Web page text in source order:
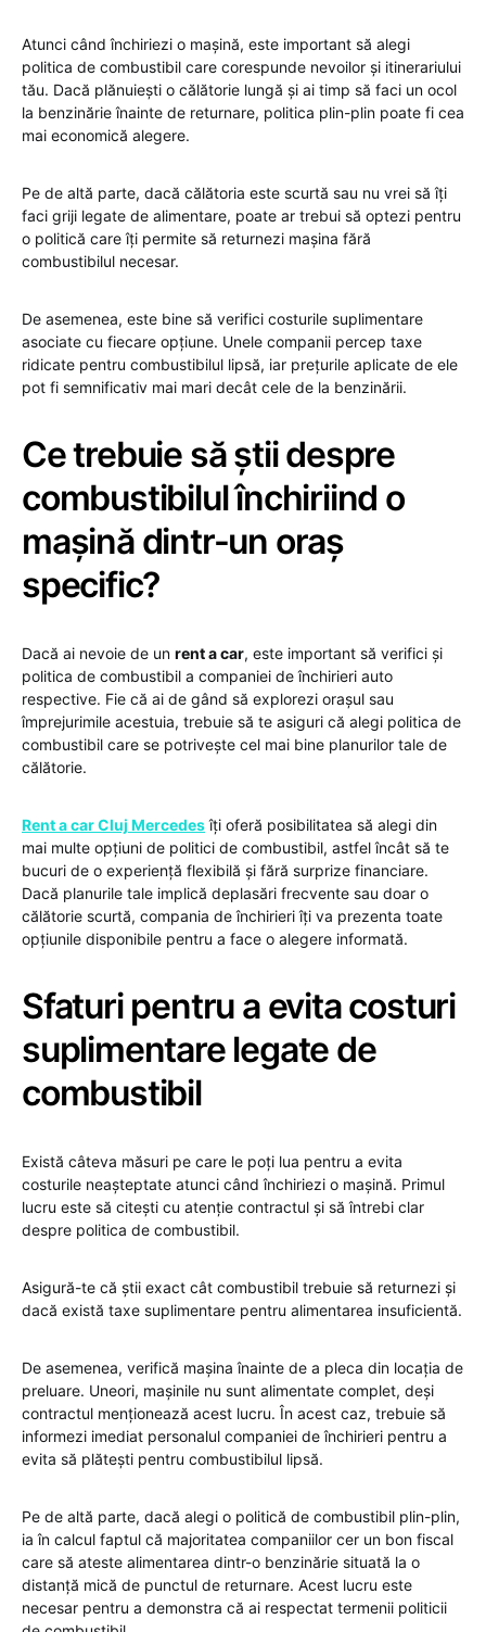
Atunci când închiriezi o mașină, este important să alegi
politica de combustibil care corespunde nevoilor și itinerariului
tău. Dacă plănuiești o călătorie lungă și ai timp să faci un ocol
la benzinărie înainte de returnare, politica plin-plin poate fi cea
mai economică alegere.
Pe de altă parte, dacă călătoria este scurtă sau nu vrei să îți
faci griji legate de alimentare, poate ar trebui să optezi pentru
o politică care îți permite să returnezi mașina fără
combustibilul necesar.
De asemenea, este bine să verifici costurile suplimentare
asociate cu fiecare opțiune. Unele companii percep taxe
ridicate pentru combustibilul lipsă, iar prețurile aplicate de ele
pot fi semnificativ mai mari decât cele de la benzinării.
Ce trebuie să știi despre
combustibilul închiriind o
mașină dintr-un oraș
specific?
Dacă ai nevoie de un rent a car, este important să verifici și
politica de combustibil a companiei de închirieri auto
respective. Fie că ai de gând să explorezi orașul sau
împrejurimile acestuia, trebuie să te asiguri că alegi politica de
combustibil care se potrivește cel mai bine planurilor tale de
călătorie.
Rent a car Cluj Mercedesîți oferă posibilitatea să alegi din
mai multe opțiuni de politici de combustibil, astfel încât să te
bucuri de o experiență flexibilă și fără surprize financiare.
Dacă planurile tale implică deplasări frecvente sau doar o
călătorie scurtă, compania de închirieri îți va prezenta toate
opțiunile disponibile pentru a face o alegere informată.
Sfaturi pentru a evita costuri
suplimentare legate de
combustibil
Există câteva măsuri pe care le poți lua pentru a evita
costurile neașteptate atunci când închiriezi o mașină. Primul
lucru este să citești cu atenție contractul și să întrebi clar
despre politica de combustibil.
Asigură-te că știi exact cât combustibil trebuie să returnezi și
dacă există taxe suplimentare pentru alimentarea insuficientă.
De asemenea, verifică mașina înainte de a pleca din locația de
preluare. Uneori, mașinile nu sunt alimentate complet, deși
contractul menționează acest lucru. În acest caz, trebuie să
informezi imediat personalul companiei de închirieri pentru a
evita să plătești pentru combustibilul lipsă.
Pe de altă parte, dacă alegi o politică de combustibil plin-plin,
ia în calcul faptul că majoritatea companiilor cer un bon fiscal
care să ateste alimentarea dintr-o benzinărie situată la o
distanță mică de punctul de returnare. Acest lucru este
necesar pentru a demonstra că ai respectat termenii politicii